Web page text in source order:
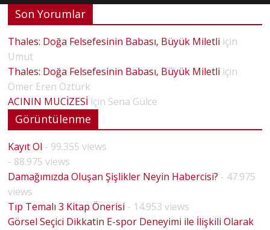
Son Yorumlar
Thales: Doğa Felsefesinin Babası, Büyük Miletli için
Umut
Thales: Doğa Felsefesinin Babası, Büyük Miletli için
Ömer Eren Öztürk
ACININ MUCİZESİ için Sena Gülce
Görüntülenme
Kayıt Ol - 99.355 views
- 88.975 views
Damağımızda Oluşan Şişlikler Neyin Habercisi? - 47.975
views
Tıp Temalı 3 Kitap Önerisi - 14.953 views
Görsel Seçici Dikkatin E-spor Deneyimi ile İlişkili Olarak